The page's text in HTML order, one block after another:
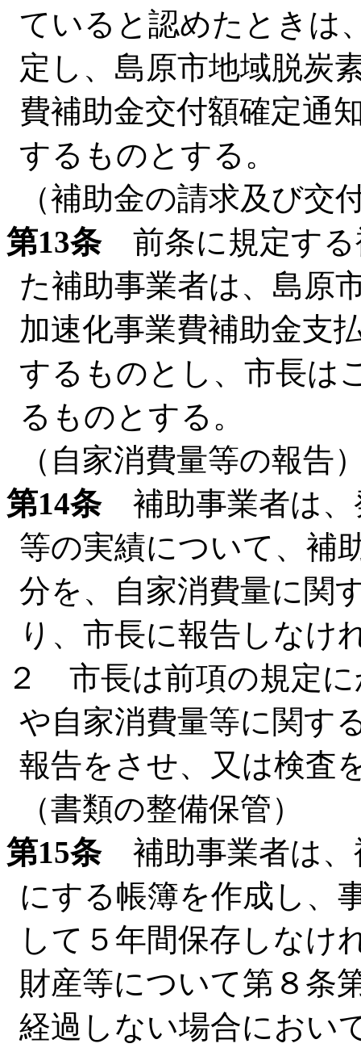
ていると認めたときは
定し、島原市地域脱炭
費補助金交付額確定通
するものとする。
（補助金の請求及び交
第13条前条に規定する
た補助事業者は、島原
加速化事業費補助金支
するものとし、市長は
るものとする。
（自家消費量等の報告
第14条補助事業者は、
等の実績について、補
分を、自家消費量に関
り、市長に報告しなけ
２ 市長は前項の規定
や自家消費量等に関す
報告をさせ、又は検査
（書類の整備保管）
第15条補助事業者は、
にする帳簿を作成し、
して５年間保存しなけ
財産等について第８条
経過しない場合におい